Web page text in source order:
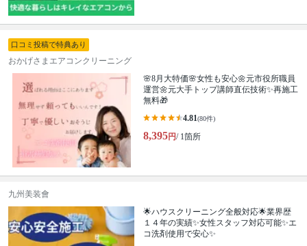
口コミ投稿で特典あり
おかげさまエアコンクリーニング
🌸8月大特価🌸女性も安心🌼元市役所職員
運営🌼元大手トップ講師直伝技術✨再施工
無料🎁
4.81(80件)
8,395円/ 1箇所
九州美装會
🌟ハウスクリーニング全般対応🌟業界歴
１４年の実績✨女性スタッフ対応可能✨エ
コ洗剤使用で安心✨